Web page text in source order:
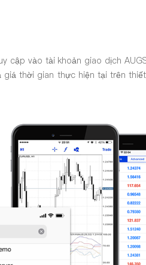
cập vào tài khoản giao dịch
thời gian thực hiện tại trên